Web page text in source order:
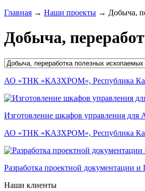
Главная → Наши проекты → Добыча,
Добыча,
АО «ТНК «КАЗХРОМ», Республика
Изготовление шкафов управления
АО «ТНК «КАЗХРОМ», Республика
Разработка проектной документации
Наши клиенты